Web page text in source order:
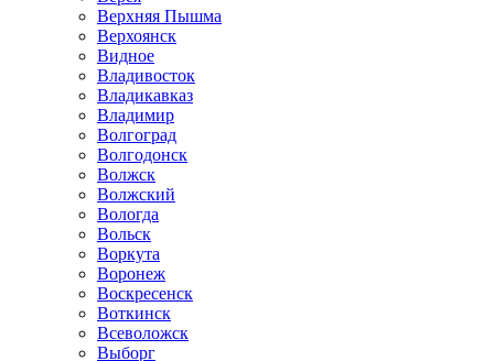
Верхняя Пышма
Верхоянск
Видное
Владивосток
Владикавказ
Владимир
Волгоград
Волгодонск
Волжск
Волжский
Вологда
Вольск
Воркута
Воронеж
Воскресенск
Воткинск
Всеволожск
Выборг